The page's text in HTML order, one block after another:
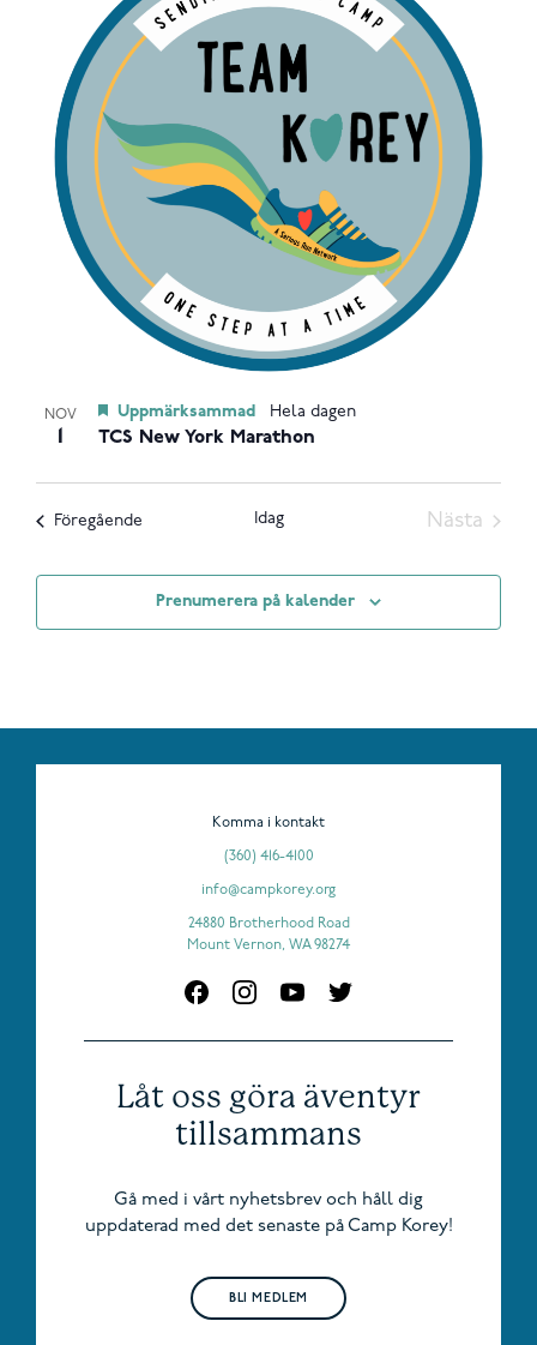
NOV
1 TCS New York Marathon
Uppmärksammad Hela dagen
Föregående Idag
Nästa
Prenumerera på kalender
Låt oss göra äventyr
tillsammans
Gå med i vårt nyhetsbrev och håll dig
uppdaterad med det senaste på Camp Korey!
BLI MEDLEM
Komma i kontakt
(360) 416-4100
info@campkorey.org
24880 Brotherhood Road
Mount Vernon, WA 98274